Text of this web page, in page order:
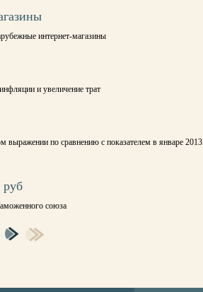
интернет-магазины
и увеличение трат
выражении по сравнению с показателем в январе 2013
руб
союза